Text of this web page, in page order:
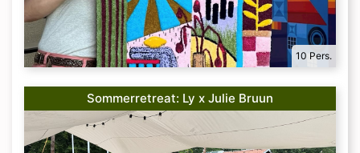
10 Pers.
Sommerretreat: Ly x Julie Bruun